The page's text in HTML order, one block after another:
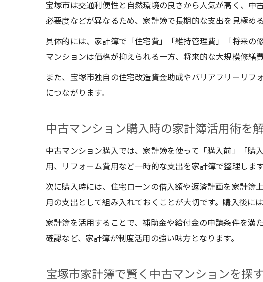
リ
宝塚市は交通利便性と自然環境の良さから人気が高く、中
必要度などが異なるため、家計簿で長期的な支出を見極め
具体的には、家計簿で「住宅費」「維持管理費」「将来の
マンションは価格が抑えられる一方、将来的な大規模修繕
また、宝塚市独自の住宅改造資金助成やバリアフリーリ
につながります。
中古マンション購入時の家計簿活用術を
中古マンション購入では、家計簿を使って「購入前」「購
用、リフォーム費用など一時的な支出を家計簿で整理します
次に購入時には、住宅ローンの借入額や返済計画を家計簿
月の支出として組み入れておくことが大切です。購入後に
家計簿を活用することで、補助金や給付金の申請条件を満
確認など、家計簿が制度活用の強い味方となります。
宝塚市家計簿で賢く中古マンションを探